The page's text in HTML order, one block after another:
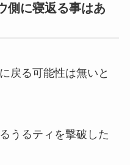
側に寝返る事はあ
戻る可能性は無いと
うるティを撃破した